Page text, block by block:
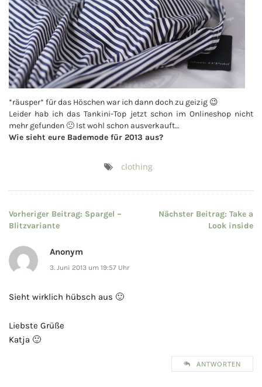
*räusper* für das Höschen war ich dann doch zu geizig 😉
Leider hab ich das Tankini-Top jetzt schon im Onlineshop nicht
mehr gefunden 🙁 Ist wohl schon ausverkauft…
Wie sieht eure Bademode für 2013 aus?
clothing
Beitragsnavigation
Vorheriger Beitrag: Spargel ~
Blitzvariante
Nächster Beitrag: Take a
Look inside
Anonym
3. Juni 2013 um 19:57 Uhr
Sieht wirklich hübsch aus 🙂
Liebste Grüße
Katja 🙂
ANTWORTEN